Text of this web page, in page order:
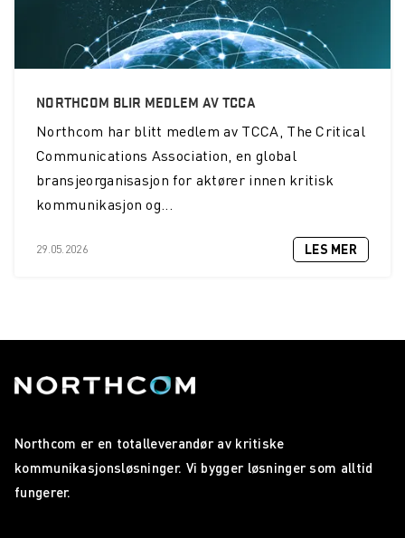
NORTHCOM BLIR MEDLEM AV TCCA
Northcom har blitt medlem av TCCA, The Critical
Communications Association, en global
bransjeorganisasjon for aktører innen kritisk
kommunikasjon og...
29.05.2026 LES MER
Northcom er en totalleverandør av kritiske
kommunikasjonsløsninger. Vi bygger løsninger som alltid
fungerer.